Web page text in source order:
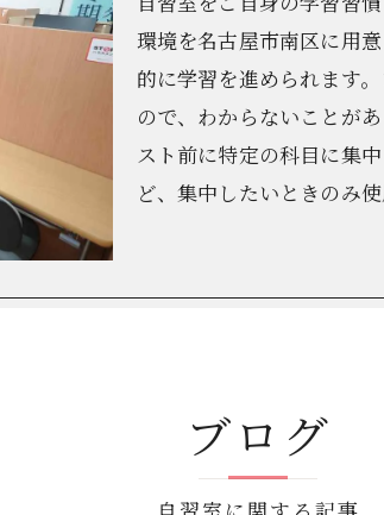
環境を名古屋市南区に用
的に学習を進められます
ので、わからないことが
スト前に特定の科目に集
ど、集中したいときのみ
ブログ